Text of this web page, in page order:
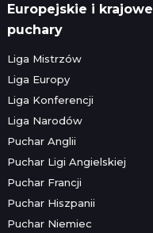
Europejskie i krajowe
puchary
Liga Mistrzów
Liga Europy
Liga Konferencji
Liga Narodów
Puchar Anglii
Puchar Ligi Angielskiej
Puchar Francji
Puchar Hiszpanii
Puchar Niemiec